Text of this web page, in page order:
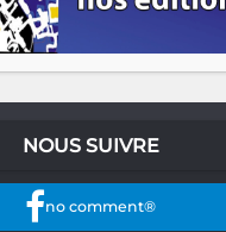
NOUS SUIVRE
no comment®